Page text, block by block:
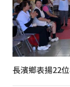
長濱鄉表揚22